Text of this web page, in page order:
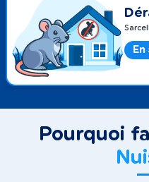
En
Pourquoi